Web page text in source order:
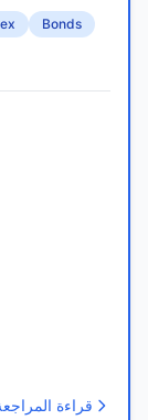
Bonds
قراءة